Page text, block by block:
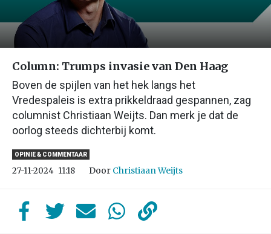
Column: Trumps invasie van Den Haag
Boven de spijlen van het hek langs het
Vredespaleis is extra prikkeldraad gespannen, zag
columnist Christiaan Weijts. Dan merk je dat de
oorlog steeds dichterbij komt.
OPINIE & COMMENTAAR
27-11-2024 11:18 Door Christiaan Weijts